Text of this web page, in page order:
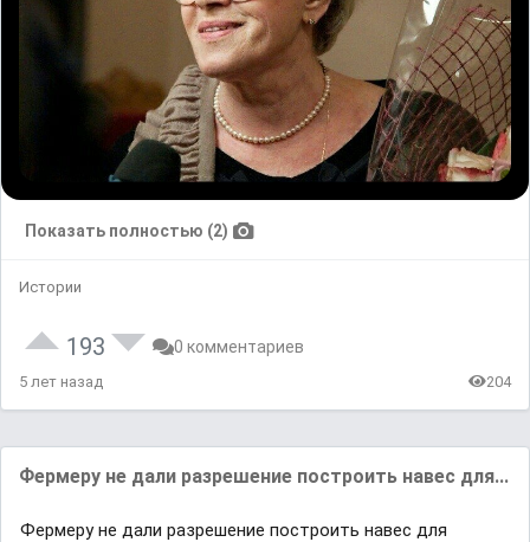
Показать полностью (2)
Истории
193 0 комментариев
5 лет назад 204
Фермеру не дали разрешение построить навес для...
Фермеру не дали разрешение построить навес для